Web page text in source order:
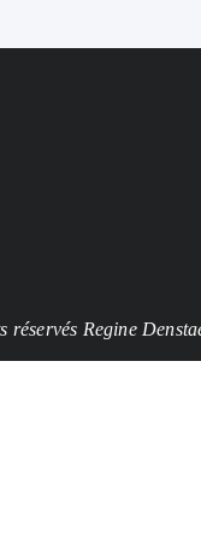
Regine